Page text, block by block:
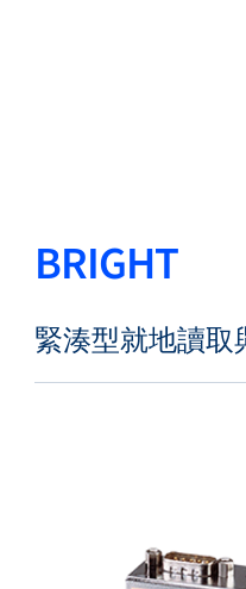
產品
BRIGHT
緊湊型就地讀取